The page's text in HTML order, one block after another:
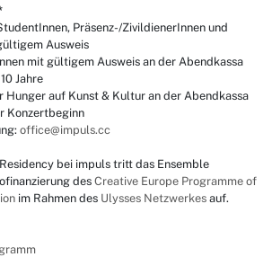
Präsenz-/ZivildienerInnen und
Ausweis
mit gültigem Ausweis an der Abendkassa
Jahre
Hunger auf Kunst & Kultur an der Abendkassa
Konzertbeginn
office@impuls.cc
bei impuls tritt das Ensemble
des Creative Europe Programme of
im Rahmen des Ulysses Netzwerkes auf.